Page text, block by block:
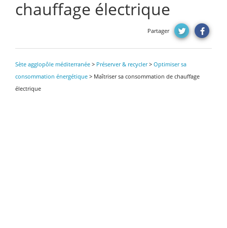
chauffage électrique
Partager
Sète agglopôle méditerranée > Préserver & recycler> Optimiser sa
consommation énergétique > Maîtriser sa consommation de chauffage
électrique